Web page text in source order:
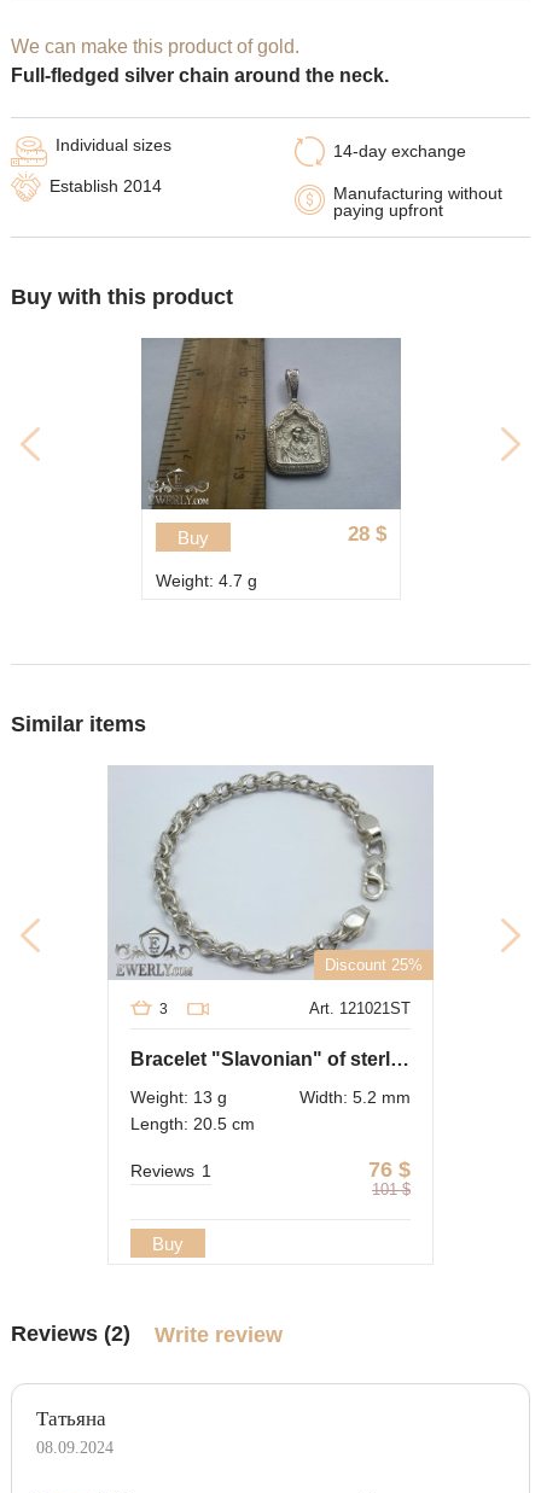
We can make this product of gold.
Full-fledged silver chain around the neck.
14-day exchange
Manufacturing without
paying upfront
Individual sizes
Establish 2014
Buy with this product
28 $
Buy
Weight: 4.7 g
Similar items
Discount 25%
Art. 121021ST
3
Bracelet "Slavonian" of sterling silver
Weight: 13 g
Width: 5.2 mm
Length: 20.5 cm
76 $
101 $
Reviews 1
Buy
Reviews (2) Write review
Татьяна
08.09.2024